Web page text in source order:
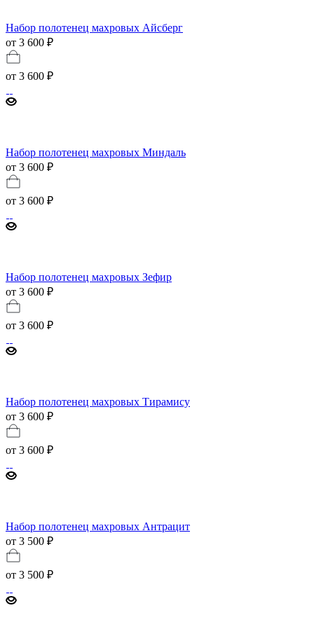
Набор полотенец махровых Айсберг
от 3 600 ₽
от 3 600 ₽
Набор полотенец махровых Миндаль
от 3 600 ₽
от 3 600 ₽
Набор полотенец махровых Зефир
от 3 600 ₽
от 3 600 ₽
Набор полотенец махровых Тирамису
от 3 600 ₽
от 3 600 ₽
Набор полотенец махровых Антрацит
от 3 500 ₽
от 3 500 ₽